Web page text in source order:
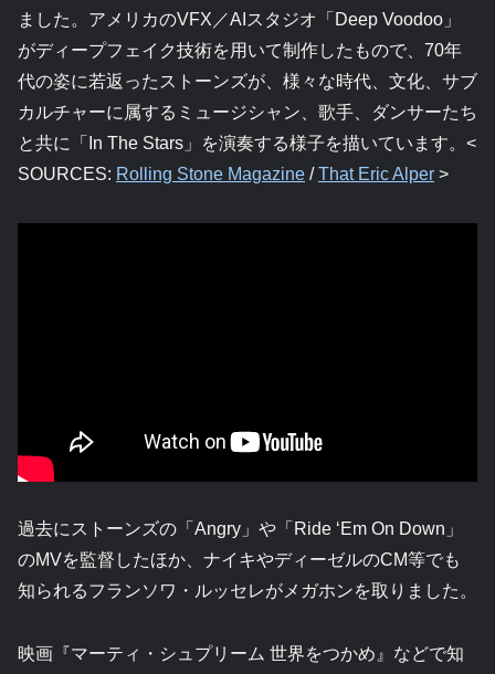
ました。アメリカのVFX／AIスタジオ「Deep Voodoo」
がディープフェイク技術を用いて制作したもので、70年
代の姿に若返ったストーンズが、様々な時代、文化、サブ
カルチャーに属するミュージシャン、歌手、ダンサーたち
と共に「In The Stars」を演奏する様子を描いています。<
SOURCES: Rolling Stone Magazine /That Eric Alper >
過去にストーンズの「Angry」や「Ride ‘Em On Down」
のMVを監督したほか、ナイキやディーゼルのCM等でも
知られるフランソワ・ルッセレがメガホンを取りました。
映画『マーティ・シュプリーム 世界をつかめ』などで知